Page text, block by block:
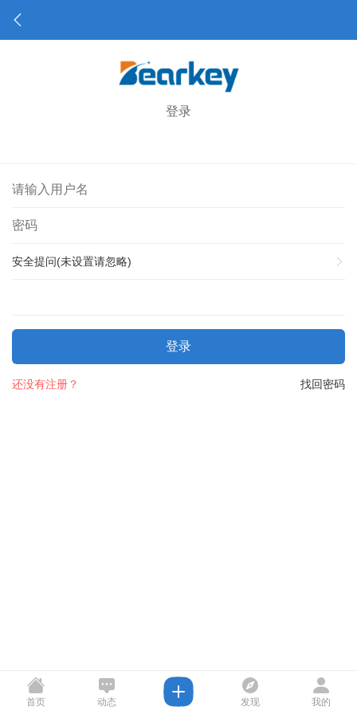
登录
安全提问(未设置请忽略)
登录
找回密码
还没有注册？
首页 动态 发现 我的